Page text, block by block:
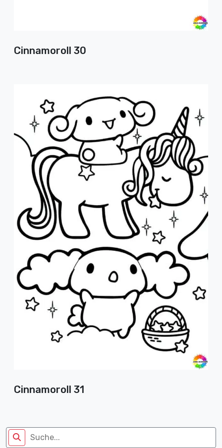
Cinnamoroll 30
Cinnamoroll 31